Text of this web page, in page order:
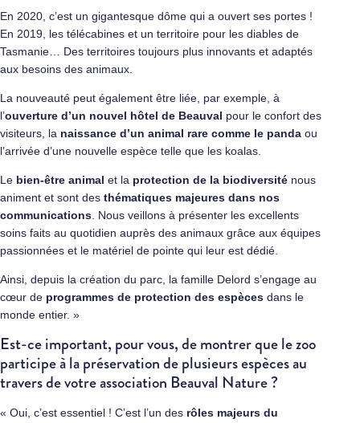
En 2020, c’est un gigantesque dôme qui a ouvert ses portes !
En 2019, les télécabines et un territoire pour les diables de
Tasmanie… Des territoires toujours plus innovants et adaptés
aux besoins des animaux.
La nouveauté peut également être liée, par exemple, à
l’ouverture d’un nouvel hôtel de Beauval pour le confort des
visiteurs, la naissance d’un animal rare comme le panda ou
l’arrivée d’une nouvelle espèce telle que les koalas.
Le bien-être animal et la protection de la biodiversité nous
animent et sont des thématiques majeures dans nos
communications. Nous veillons à présenter les excellents
soins faits au quotidien auprès des animaux grâce aux équipes
passionnées et le matériel de pointe qui leur est dédié.
Ainsi, depuis la création du parc, la famille Delord s’engage au
cœur de programmes de protection des espèces dans le
monde entier. »
Est-ce important, pour vous, de montrer que le zoo
participe à la préservation de plusieurs espèces au
travers de votre association Beauval Nature ?
« Oui, c’est essentiel ! C’est l’un des rôles majeurs du